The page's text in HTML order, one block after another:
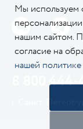
8 800
г. Санкт-
Мы используем
нашим сайтом.
согласие на
нашей